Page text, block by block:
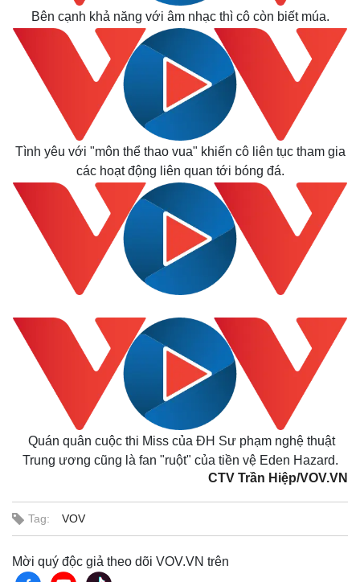
Kinh tế
Bất động sản
Khởi nghiệp
Thị trường
Giá vàng
Tiêu dùng
Tỷ giá
Chứng khoán
Giá cà phê
Bên cạnh khả năng với âm nhạc thì cô còn biết múa.
Tình yêu với "môn thể thao vua" khiến cô liên tục tham gia
các hoạt động liên quan tới bóng đá.
Quán quân cuộc thi Miss của ĐH Sư phạm nghệ thuật
Trung ương cũng là fan "ruột" của tiền vệ Eden Hazard.
CTV Trần Hiệp/VOV.VN
Tag: VOV
Mời quý độc giả theo dõi VOV.VN trên